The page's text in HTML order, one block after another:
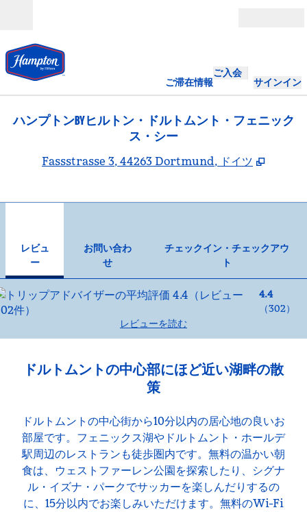
ご滞在情報
ご入会
サインイン
ハンプトンBYヒルトン・ドルトムント・フェニック
ス・シー
Fassstrasse 3, 44263 Dortmund, ドイツ ,
レビュ
ー
お問い合わ
せ
お問い合わせ チェックイン・チェックアウ
ト
4.4
（302）
レビューを読む
ドルトムントの中心部にほど近い湖畔の散
策
ドルトムントの中心街から10分以内の居心地の良いお
部屋です。フェニックス湖やドルトムント・ホールデ
駅周辺のレストランも徒歩圏内です。無料の温かい朝
食は、ウェストファーレン公園を探索したり、シグナ
ル・イズナ・パークでサッカーを楽しんだりするの
に、15分以内でお楽しみいただけます。無料のWi-Fi